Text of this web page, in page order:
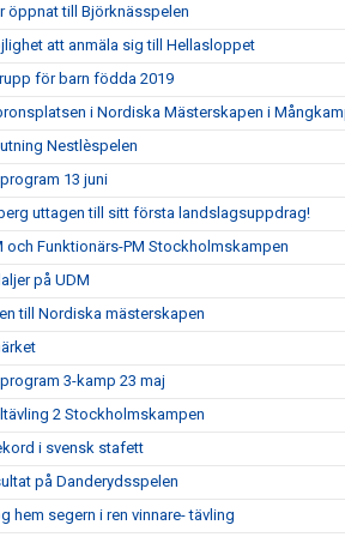
öppnat till Björknässpelen
att anmäla sig till Hellasloppet
för barn födda 2019
i Nordiska Mästerskapen i
Nestlèspelen
13 juni
uttagen till sitt första landslagsuppdrag!
och Funktionärs-PM Stockholmskampen
på UDM
till Nordiska mästerskapen
3-kamp 23 maj
2 Stockholmskampen
i svensk stafett
på Danderydsspelen
hem segern i ren vinnare- tävling